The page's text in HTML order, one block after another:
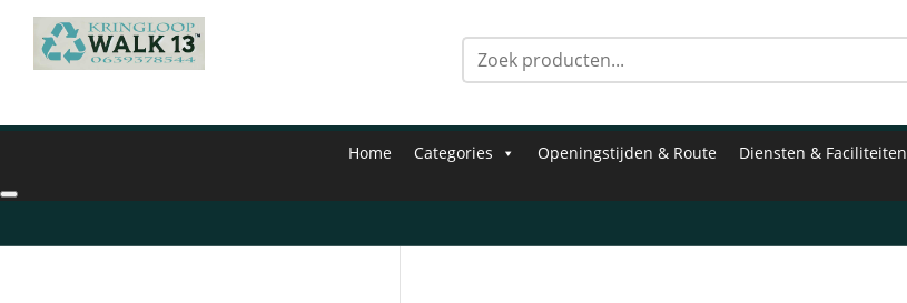
Home Categories Openingstijden & Route Diensten & Faciliteiten